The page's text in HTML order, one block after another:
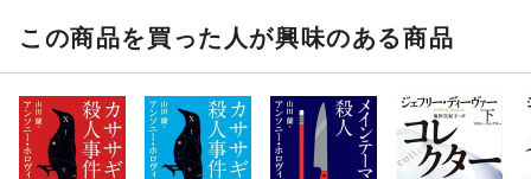
この商品を買った人が興味のある商品